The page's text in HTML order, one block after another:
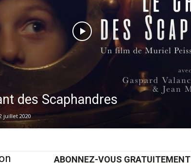
des Scaphandres
juillet 2020
ABONNEZ-VOUS GRATUITEMENT